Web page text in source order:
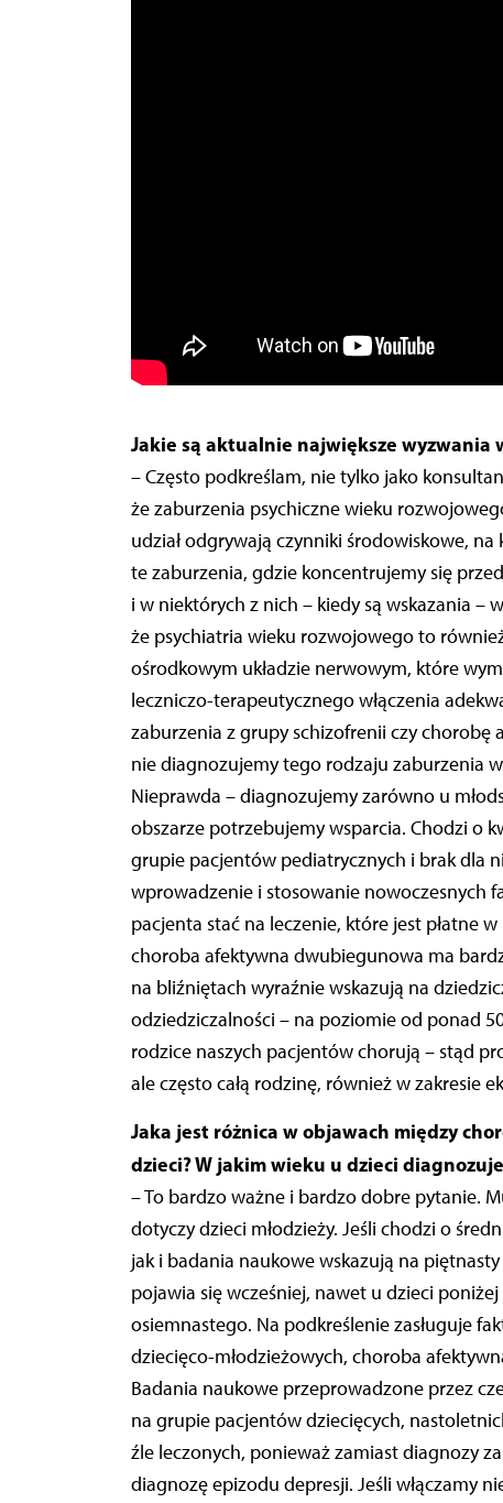
Jakie są aktualnie największe wyzwania
– Często podkreślam, nie tylko jako
że zaburzenia psychiczne wieku
udział odgrywają czynniki środowiskowe, na
te zaburzenia, gdzie koncentrujemy się
i w niektórych z nich – kiedy są wskazania –
że psychiatria wieku rozwojowego to
ośrodkowym układzie nerwowym, które
leczniczo-terapeutycznego włączenia
zaburzenia z grupy schizofrenii czy
nie diagnozujemy tego rodzaju zaburzenia
Nieprawda – diagnozujemy zarówno u
obszarze potrzebujemy wsparcia. Chodzi o
grupie pacjentów pediatrycznych i brak dla
wprowadzenie i stosowanie nowoczesnych
pacjenta stać na leczenie, które jest płatne
choroba afektywna dwubiegunowa ma
na bliźniętach wyraźnie wskazują na
odziedziczalności – na poziomie od ponad
rodzice naszych pacjentów chorują – stąd
ale często całą rodzinę, również w zakresie
Jaka jest różnica w objawach między
dzieci? W jakim wieku u dzieci
– To bardzo ważne i bardzo dobre pytanie.
dotyczy dzieci młodzieży. Jeśli chodzi o
jak i badania naukowe wskazują na
pojawia się wcześniej, nawet u dzieci
osiemnastego. Na podkreślenie zasługuje
dziecięco-młodzieżowych, choroba
Badania naukowe przeprowadzone przez
na grupie pacjentów dziecięcych,
źle leczonych, ponieważ zamiast diagnozy
diagnozę epizodu depresji. Jeśli włączamy